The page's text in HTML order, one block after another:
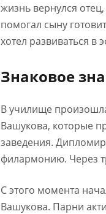
жизнь вернулся
помогал сыну
хотел развиваться в
Знаковое
В училище
Вашукова, которые
заведения.
филармонию. Через
С этого момента
Вашукова. Парни